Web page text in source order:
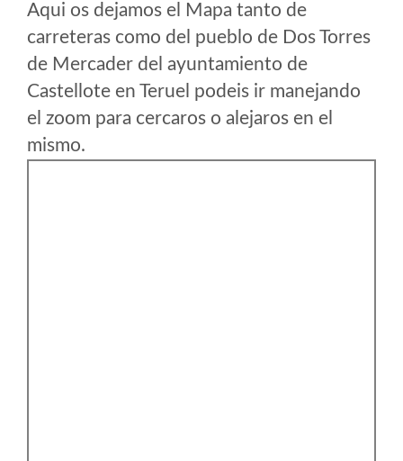
Aqui os dejamos el Mapa tanto de
carreteras como del pueblo de Dos Torres
de Mercader del ayuntamiento de
Castellote en Teruel podeis ir manejando
el zoom para cercaros o alejaros en el
mismo.